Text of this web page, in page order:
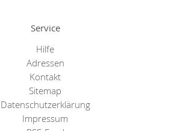
Service
Hilfe
Adressen
Kontakt
Sitemap
Datenschutzerklärung
Impressum